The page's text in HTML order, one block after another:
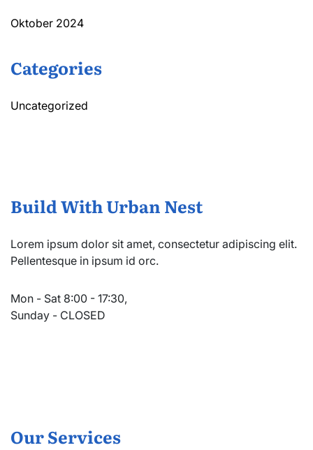
Oktober 2024
Categories
Uncategorized
Build With Urban Nest
Lorem ipsum dolor sit amet, consectetur adipiscing elit.
Pellentesque in ipsum id orc.
Mon - Sat 8:00 - 17:30,
Sunday - CLOSED
Our Services